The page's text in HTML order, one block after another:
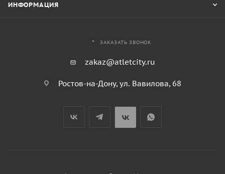
ИНФОРМАЦИЯ
ЗАКАЗАТЬ ЗВОНОК
zakaz@atletcity.ru
Ростов-на-Дону, ул. Вавилова, 68